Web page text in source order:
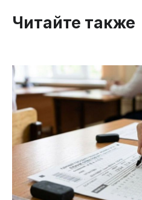
Читайте также